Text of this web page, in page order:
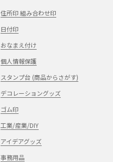
住所印 組み合わせ印
日付印
おなまえ付け
個人情報保護
スタンプ台 (商品からさがす)
デコレーショングッズ
ゴム印
工業/産業/DIY
アイデアグッズ
事務用品